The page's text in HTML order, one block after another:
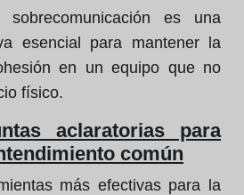
es una
esencial para mantener la
en un equipo que no
físico.
aclaratorias para
común
más efectivas para la